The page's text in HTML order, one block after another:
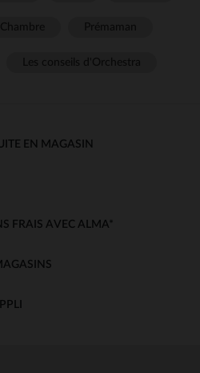
EN MAGASIN
FRAIS AVEC ALMA*